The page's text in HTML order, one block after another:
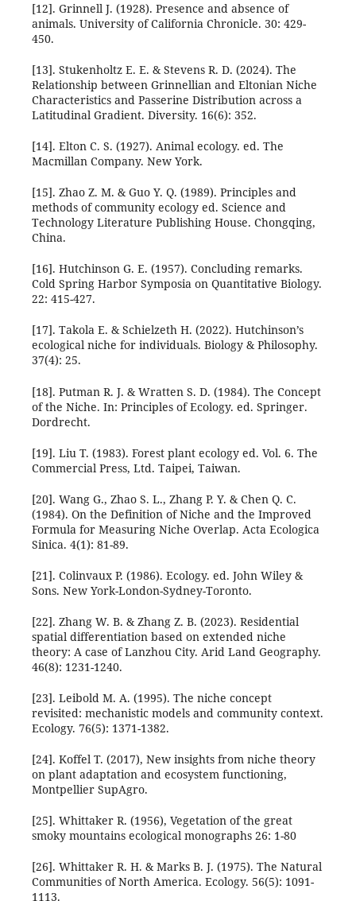
[12]. Grinnell J. (1928). Presence and absence of
animals. University of California Chronicle. 30: 429-
450.
[13]. Stukenholtz E. E. & Stevens R. D. (2024). The
Relationship between Grinnellian and Eltonian Niche
Characteristics and Passerine Distribution across a
Latitudinal Gradient. Diversity. 16(6): 352.
[14]. Elton C. S. (1927). Animal ecology. ed. The
Macmillan Company. New York.
[15]. Zhao Z. M. & Guo Y. Q. (1989). Principles and
methods of community ecology ed. Science and
Technology Literature Publishing House. Chongqing,
China.
[16]. Hutchinson G. E. (1957). Concluding remarks.
Cold Spring Harbor Symposia on Quantitative Biology.
22: 415-427.
[17]. Takola E. & Schielzeth H. (2022). Hutchinson’s
ecological niche for individuals. Biology & Philosophy.
37(4): 25.
[18]. Putman R. J. & Wratten S. D. (1984). The Concept
of the Niche. In: Principles of Ecology. ed. Springer.
Dordrecht.
[19]. Liu T. (1983). Forest plant ecology ed. Vol. 6. The
Commercial Press, Ltd. Taipei, Taiwan.
[20]. Wang G., Zhao S. L., Zhang P. Y. & Chen Q. C.
(1984). On the Definition of Niche and the Improved
Formula for Measuring Niche Overlap. Acta Ecologica
Sinica. 4(1): 81-89.
[21]. Colinvaux P. (1986). Ecology. ed. John Wiley &
Sons. New York-London-Sydney-Toronto.
[22]. Zhang W. B. & Zhang Z. B. (2023). Residential
spatial differentiation based on extended niche
theory: A case of Lanzhou City. Arid Land Geography.
46(8): 1231-1240.
[23]. Leibold M. A. (1995). The niche concept
revisited: mechanistic models and community context.
Ecology. 76(5): 1371-1382.
[24]. Koffel T. (2017), New insights from niche theory
on plant adaptation and ecosystem functioning,
Montpellier SupAgro.
[25]. Whittaker R. (1956), Vegetation of the great
smoky mountains ecological monographs 26: 1-80
[26]. Whittaker R. H. & Marks B. J. (1975). The Natural
Communities of North America. Ecology. 56(5): 1091-
1113.